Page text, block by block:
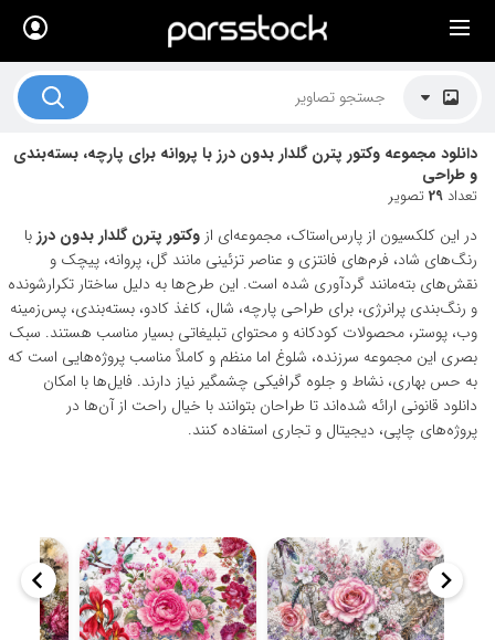
دانلود مجموعه وکتور پترن گلدار بدون درز با پروانه برای پارچه، بسته‌بندی
و طراحی
تعداد 29تصویر
در این کلکسیون از پارس‌استاک، مجموعه‌ای از وکتور پترن گلدار بدون درز با
رنگ‌های شاد، فرم‌های فانتزی و عناصر تزئینی مانند گل، پروانه، پیچک و
نقش‌های بته‌مانند گردآوری شده است. این طرح‌ها به دلیل ساختار تکرارشونده
و رنگ‌بندی پرانرژی، برای طراحی پارچه، شال، کاغذ کادو، بسته‌بندی، پس‌زمینه
وب، پوستر، محصولات کودکانه و محتوای تبلیغاتی بسیار مناسب هستند. سبک
بصری این مجموعه سرزنده، شلوغ اما منظم و کاملاً مناسب پروژه‌هایی است که
به حس بهاری، نشاط و جلوه گرافیکی چشمگیر نیاز دارند. فایل‌ها با امکان
دانلود قانونی ارائه شده‌اند تا طراحان بتوانند با خیال راحت از آن‌ها در
پروژه‌های چاپی، دیجیتال و تجاری استفاده کنند.
× لیست قیمت ها
موضوعات تصاویر
هنرمندان ایرانی
کسب درآمد از فروش تصاویر
021 28428845
تماس با ما
بلاگ پارس استاک